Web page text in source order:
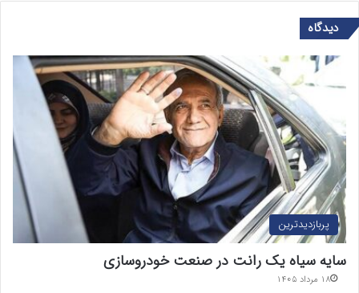
دیدگاه
پربازدیدترین
سایه سیاه یک رانت در صنعت خودروسازی
۱۸ مرداد ۱۴۰۵